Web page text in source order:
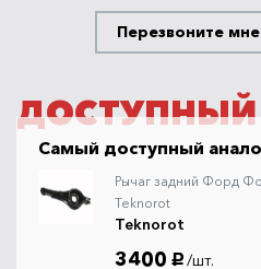
Перезвоните мне
ДОСТУПНЫЙ
Самый доступный
Рычаг задний Форд
Teknorot
Teknorot
3400 руб. /шт.